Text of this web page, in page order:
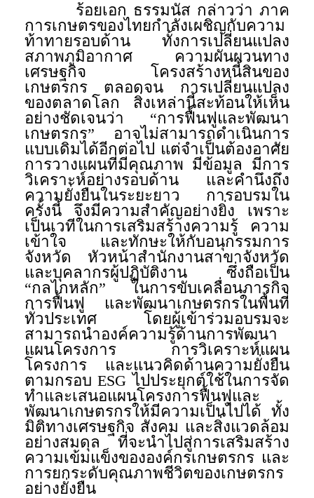
ร้อยเอก ธรรมนัส กล่าวว่า ภาค
การเกษตรของไทยกำลังเผชิญกับความ
ท้าทายรอบด้าน ทั้งการเปลี่ยนแปลง
สภาพภูมิอากาศ ความผันผวนทาง
เศรษฐกิจ โครงสร้างหนี้สินของ
เกษตรกร ตลอดจน การเปลี่ยนแปลง
ของตลาดโลก สิ่งเหล่านี้สะท้อนให้เห็น
อย่างชัดเจนว่า “การฟื้นฟูและพัฒนา
เกษตรกร” อาจไม่สามารถดำเนินการ
แบบเดิมได้อีกต่อไป แต่จำเป็นต้องอาศัย
การวางแผนที่มีคุณภาพ มีข้อมูล มีการ
วิเคราะห์อย่างรอบด้าน และคำนึงถึง
ความยั่งยืนในระยะยาว การอบรมใน
ครั้งนี้ จึงมีความสำคัญอย่างยิ่ง เพราะ
เป็นเวทีในการเสริมสร้างความรู้ ความ
เข้าใจ และทักษะให้กับอนุกรรมการ
จังหวัด หัวหน้าสำนักงานสาขาจังหวัด
และบุคลากรผู้ปฏิบัติงาน ซึ่งถือเป็น
“กลไกหลัก” ในการขับเคลื่อนภารกิจ
การฟื้นฟู และพัฒนาเกษตรกรในพื้นที่
ทั่วประเทศ โดยผู้เข้าร่วมอบรมจะ
สามารถนำองค์ความรู้ด้านการพัฒนา
แผนโครงการ การวิเคราะห์แผน
โครงการ และแนวคิดด้านความยั่งยืน
ตามกรอบ ESG ไปประยุกต์ใช้ในการจัด
ทำและเสนอแผนโครงการฟื้นฟูและ
พัฒนาเกษตรกรให้มีความเป็นไปได้ ทั้ง
มิติทางเศรษฐกิจ สังคม และสิ่งแวดล้อม
อย่างสมดุล ที่จะนำไปสู่การเสริมสร้าง
ความเข้มแข็งขององค์กรเกษตรกร และ
การยกระดับคุณภาพชีวิตของเกษตรกร
อย่างยั่งยืน